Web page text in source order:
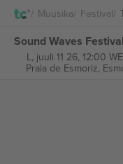
Muusika Festival
Sound Waves
L, juuli 11 26, 12:00
Praia de Esmoriz,